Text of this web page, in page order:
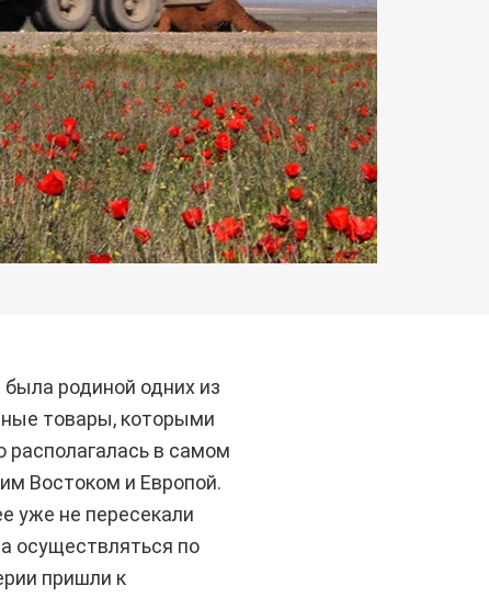
родиной одних из
товары, которыми
располагалась в самом
Востоком и Европой.
уже не пересекали
осуществляться по
пришли к